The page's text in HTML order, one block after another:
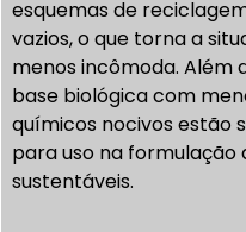
esquemas de
vazios, o que torna a
menos incômoda. Além
base biológica com
químicos nocivos estão
para uso na formulação
sustentáveis.